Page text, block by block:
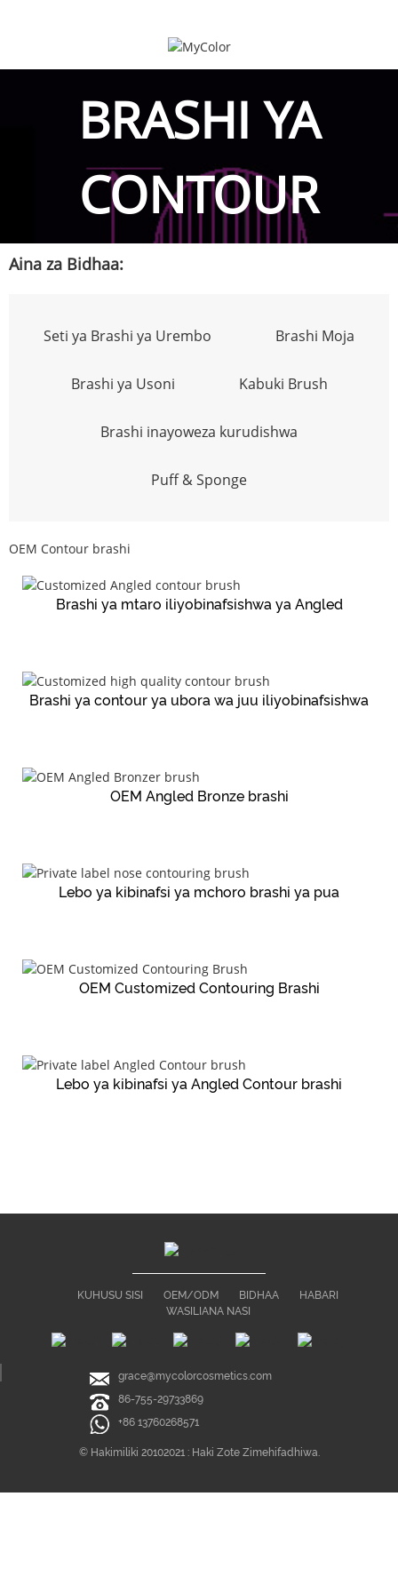
BRASHI YA
CONTOUR
Aina za Bidhaa:
Seti ya Brashi ya Urembo Brashi Moja
Brashi ya Usoni Kabuki Brush
Brashi inayoweza kurudishwa
Puff & Sponge
OEM Contour brashi
Brashi ya mtaro iliyobinafsishwa ya Angled
Brashi ya contour ya ubora wa juu iliyobinafsishwa
OEM Angled Bronze brashi
Lebo ya kibinafsi ya mchoro brashi ya pua
OEM Customized Contouring Brashi
Lebo ya kibinafsi ya Angled Contour brashi
KUHUSU SISI OEM/ODM BIDHAA
HABARI
WASILIANA NASI
grace@mycolorcosmetics.com
86-755-29733869
+86 13760268571
© Hakimiliki 20102021 : Haki Zote Zimehifadhiwa.